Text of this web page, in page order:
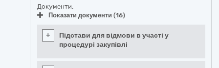
Документи:
Показати документи (16)
+
Підстави для відмови в участі у
процедурі закупівлі